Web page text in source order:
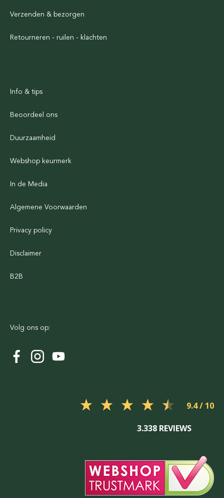
Verzenden & bezorgen
Retourneren - ruilen - klachten
Info & tips
Beoordeel ons
Duurzaamheid
Webshop keurmerk
In de Media
Algemene Voorwaarden
Privacy policy
Disclaimer
B2B
Volg ons op:
9.4
3.338 REVIEWS